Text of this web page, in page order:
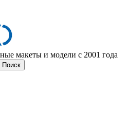
макеты и модели с 2001 года
Поиск